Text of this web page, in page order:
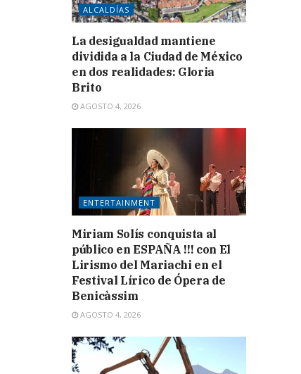
ALCALDÍAS
La desigualdad mantiene
dividida a la Ciudad de México
en dos realidades: Gloria
Brito
AGOSTO 4, 2026
ENTERTAINMENT
Miriam Solís conquista al
público en ESPAÑA !!! con El
Lirismo del Mariachi en el
Festival Lírico de Ópera de
Benicàssim
AGOSTO 4, 2026